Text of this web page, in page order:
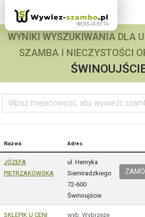
WYNIKI WYSZUKIWANIA DLA
SZAMBA I NIECZYSTOŚCI
Wpisz miejscowość, aby wywieźć szambo
Nazwa Adres
JÓZEFA
PIETRZAKOWSKA
ul. Henryka
Siemiradzkiego
72-600
Świnoujście
SKLEPIK U CENI wyb. Wybrzeże